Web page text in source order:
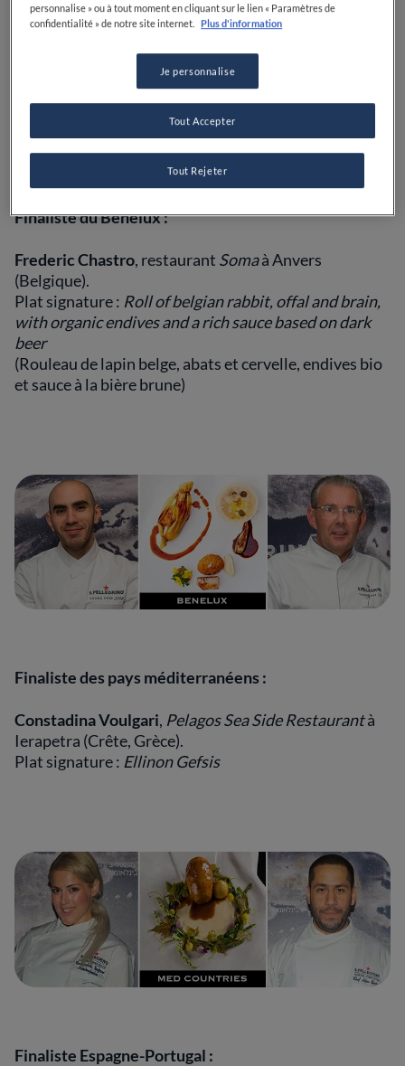
Finaliste du Benelux :
Frederic Chastro, restaurant Somaà Anvers
(Belgique).
Plat signature : Roll of belgian rabbit, offal and brain,
with organic endives and a rich sauce based on dark
beer
(Rouleau de lapin belge, abats et cervelle, endives bio
et sauce à la bière brune)
Finaliste des pays méditerranéens :
Constadina Voulgari, Pelagos Sea Side Restaurantà
Ierapetra (Crête, Grèce).
Plat signature : Ellinon Gefsis
Finaliste Espagne-Portugal :
personnalise » ou à tout moment en cliquant sur le lien « Paramètres de
confidentialité » de notre site internet.
Plus d'information
Je personnalise
Tout Rejeter
Tout Accepter